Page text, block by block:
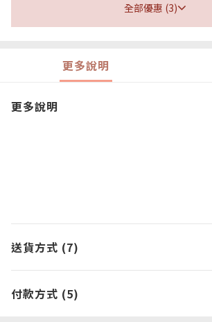
全部優惠 (3)
更多說明
更多說明
送貨方式 (7)
付款方式 (5)